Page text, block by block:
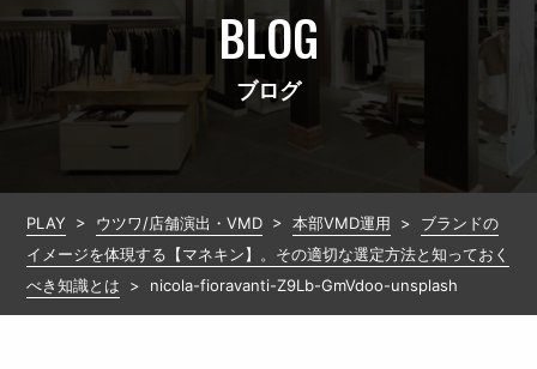
BLOG
ブログ
PLAY > ウツワ/店舗演出・VMD >本部VMD運用 > ブランドの
イメージを体現する【マネキン】。その適切な選定方法と知っておく
べき知識とは > nicola-fioravanti-Z9Lb-GmVdoo-unsplash